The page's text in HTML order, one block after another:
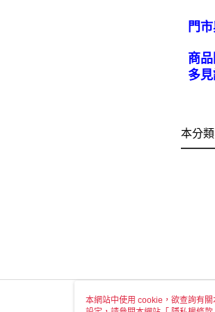
門
商
多
本分
本網站中使用 cookie，欲查詢有